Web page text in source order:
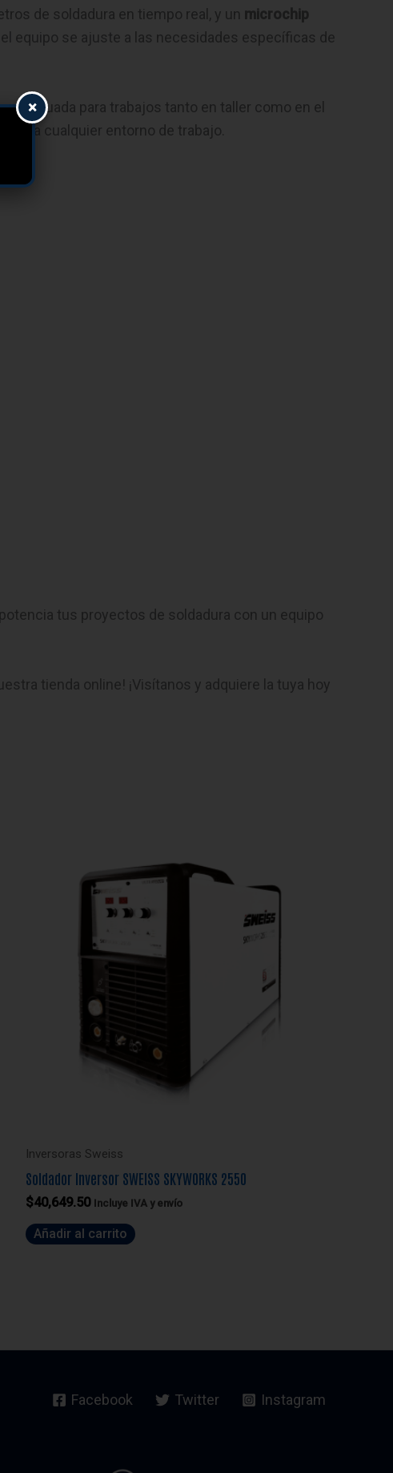
de soldadura en tiempo real, y un microchip
equipo se ajuste a las necesidades específicas de
adecuada para trabajos tanto en taller como en el
para cualquier entorno de trabajo.
tus proyectos de soldadura con un equipo
tienda online! ¡Visítanos y adquiere la tuya hoy
Inversoras Sweiss
Soldador Inversor SWEISS SKYWORKS 2550
$40,649.50 Incluye IVA y envío
Añadir al carrito
Facebook Twitter Instagram
×